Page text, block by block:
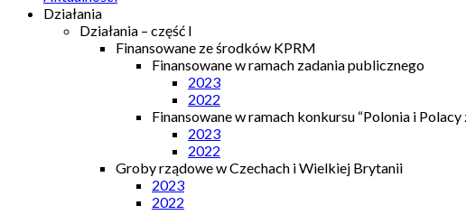
Działania
Działania – część I
Finansowane ze środków KPRM
Finansowane w ramach zadania publicznego
2023
2022
Finansowane w ramach konkursu “Polonia i Polacy
2023
2022
Groby rządowe w Czechach i Wielkiej Brytanii
2023
2022